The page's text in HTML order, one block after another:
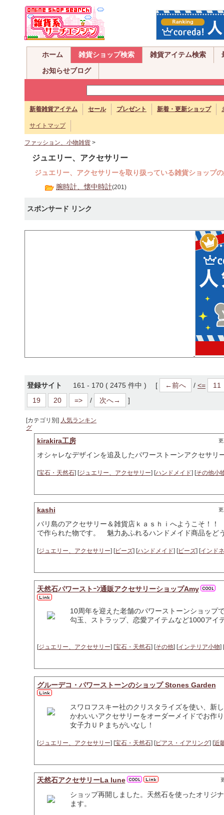
ホーム 雑貨ショップ検索 雑貨アイテム検索
お知らせブログ
新着雑貨アイテム セール プレゼント 新着・更新ショップ
サイトマップ
ファッション、小物雑貨 >
ジュエリー、アクセサリー
ジュエリー、アクセサリーを取り扱っている雑貨ショップ
腕時計、懐中時計(201)
スポンサード リンク
登録サイト 161 - 170 ( 2475 件中 ) [ ←前へ / <=
11
19
20 => / 次へ→ ]
[カテゴリ別] 人気ランキン
グ
kirakira工房
オシャレなデザインを追及したパワーストーンアクセサリ
[宝石・天然石] [ジュエリー、アクセサリー] [ハンドメイド] [その他小
kashi
バリ島のアクセサリー＆雑貨店ｋａｓｈｉへようこそ！
で作られた物です。 魅力あふれるハンドメイド商品をど
[ジュエリー、アクセサリー] [ビーズ] [ハンドメイド] [ビーズ] [インド
天然石パワーストｰﾝ通販アクセサリーショップAmy
10周年を迎えた老舗のパワーストーンショップ
勾玉、ストラップ、恋愛アイテムなど1000アイ
[ジュエリー、アクセサリー] [宝石・天然石] [その他] [インテリア小物] [
グルーデコ・パワーストーンのショップ Stones Garden
スワロフスキー社のクリスタライズを使い、新
かわいいアクセサリーをオーダーメイドでお作
女子力ＵＰまちがいなし！
[ジュエリー、アクセサリー] [宝石・天然石] [ピアス・イアリング] [近
天然石アクセサリーLa lune
ショップ再開しました。天然石を使ったオリジ
ます。